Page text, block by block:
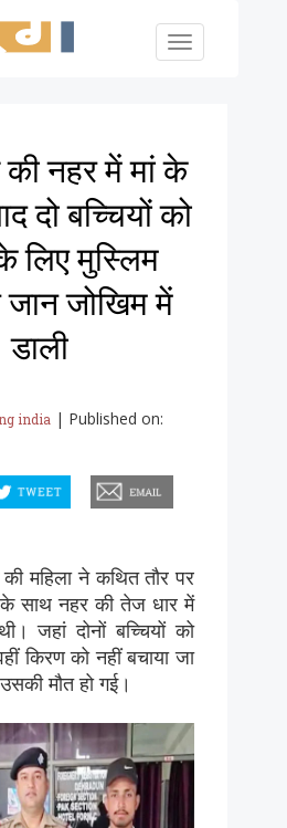
Toggle
की नहर में मां के
दो बच्चियों को
लिए मुस्लिम
जोखिम में
डाली
india | Published on:
महिला ने कथित तौर पर
के साथ नहर की तेज धार में
जहां दोनों बच्चियों को
किरण को नहीं बचाया जा
मौत हो गई।